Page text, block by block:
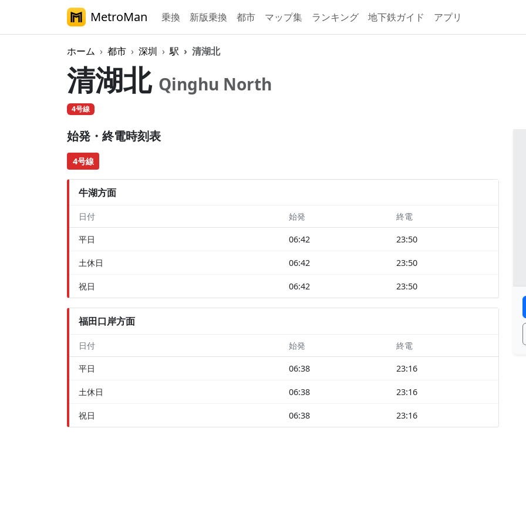
MetroMan 乗換 新版乗換 都市 マップ集 ランキング 地下鉄ガイド アプリ
ホーム 都市 深圳 駅 清湖北
清湖北 Qinghu North
4号線
始発・終電時刻表
4号線
牛湖方面
日付 始発 終電
平日 06:42 23:50
土休日 06:42 23:50
祝日 06:42 23:50
福田口岸方面
日付 始発 終電
平日 06:38 23:16
土休日 06:38 23:16
祝日 06:38 23:16